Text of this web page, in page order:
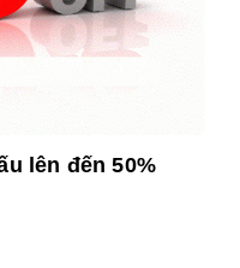
lên đến 50%